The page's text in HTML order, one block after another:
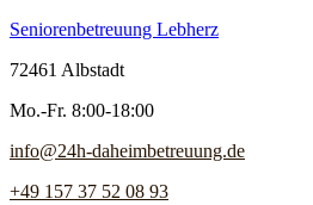
Seniorenbetreuung Lebherz
72461 Albstadt
Mo.-Fr. 8:00-18:00
info@24h-daheimbetreuung.de
+49 157 37 52 08 93